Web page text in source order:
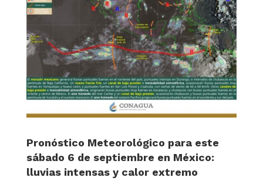
Pronóstico Meteorológico para este
sábado 6 de septiembre en México:
lluvias intensas y calor extremo